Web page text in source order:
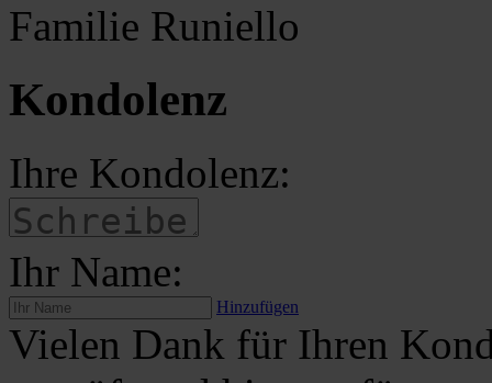
Familie Runiello
Kondolenz
Ihre Kondolenz:
Ihr Name:
Hinzufügen
Vielen Dank für Ihren